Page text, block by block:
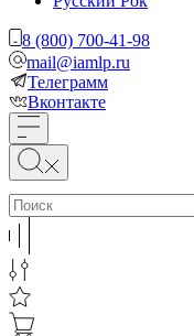
8 (800) 700-41-98
mail@iamlp.ru
Телеграмм
Вконтакте